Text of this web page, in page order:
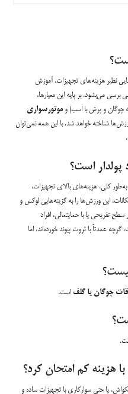
نظیر هزینه‌های تجهیزات، آموزش
می‌بشود. بر پایه این معیارها،
چوگان و پرش با اسب) وموتورسواری
شناخته خواهد شد. با این همه نمی‌توان
کلی، هزینه‌های بالای تجهیزات،
این ورزش‌ها را به گزینه‌هایی لوکس و
تفریحی یا با حمایتمالی، افراد
گرچه عمدتاً با ثروت پیوند خورده‌اند، اما
چوگان یا گلف است.
یا حتی سوارکاری با تجهیزات ساده و